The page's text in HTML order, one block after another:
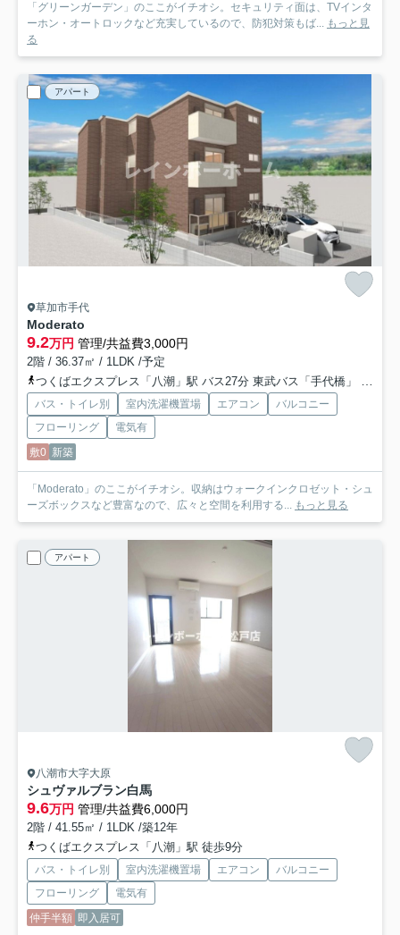
「グリーンガーデン」のここがイチオシ。セキュリティ面は、TVインタ
ーホン・オートロックなど充実しているので、防犯対策もば... もっと見
る
アパート
草加市手代
Moderato
9.2万円 管理/共益費3,000円
2階 / 36.37㎡ / 1LDK /予定
つくばエクスプレス「八潮」駅 バス27分 東武バス「手代橋」 停歩4分
バス・トイレ別 室内洗濯機置場 エアコン
バルコニー
フローリング
電気有
敷0 新築
「Moderato」のここがイチオシ。収納はウォークインクロゼット・シュ
ーズボックスなど豊富なので、広々と空間を利用する... もっと見る
アパート
八潮市大字大原
シュヴァルブラン白馬
9.6万円 管理/共益費6,000円
2階 / 41.55㎡ / 1LDK /築12年
つくばエクスプレス「八潮」駅 徒歩9分
バス・トイレ別 室内洗濯機置場 エアコン
バルコニー
フローリング
電気有
仲手半額 即入居可